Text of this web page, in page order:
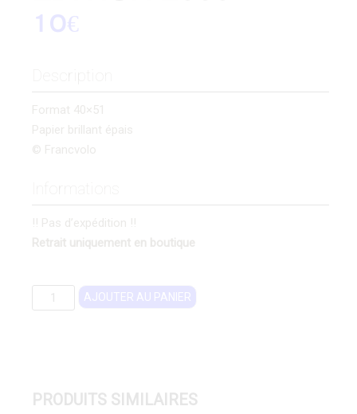
10€
Description
Format 40×51
Papier brillant épais
© Francvolo
Informations
‼️ Pas d’expédition !!
Retrait uniquement en boutique
quantité
de
2000
AJOUTER AU PANIER
PRODUITS SIMILAIRES